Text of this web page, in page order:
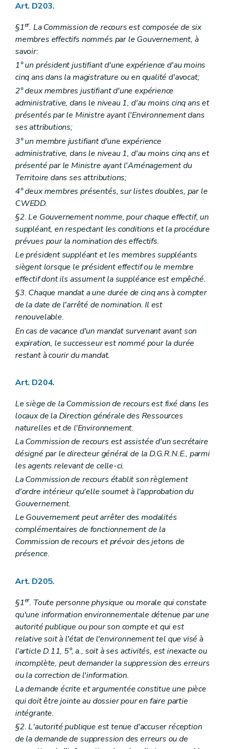
Art. D203.
§1er. La Commission de recours est composée de six
membres effectifs nommés par le Gouvernement, à
savoir:
1° un président justifiant d'une expérience d'au moins
cinq ans dans la magistrature ou en qualité d'avocat;
2° deux membres justifiant d'une expérience
administrative, dans le niveau 1, d'au moins cinq ans et
présentés par le Ministre ayant l'Environnement dans
ses attributions;
3° un membre justifiant d'une expérience
administrative, dans le niveau 1, d'au moins cinq ans et
présenté par le Ministre ayant l'Aménagement du
Territoire dans ses attributions;
4° deux membres présentés, sur listes doubles, par le
CWEDD.
§2. Le Gouvernement nomme, pour chaque effectif, un
suppléant, en respectant les conditions et la procédure
prévues pour la nomination des effectifs.
Le président suppléant et les membres suppléants
siègent lorsque le président effectif ou le membre
effectif dont ils assument la suppléance est empêché.
§3. Chaque mandat a une durée de cinq ans à compter
de la date de l'arrêté de nomination. Il est
renouvelable.
En cas de vacance d'un mandat survenant avant son
expiration, le successeur est nommé pour la durée
restant à courir du mandat.
Art. D204.
Le siège de la Commission de recours est fixé dans les
locaux de la Direction générale des Ressources
naturelles et de l'Environnement.
La Commission de recours est assistée d'un secrétaire
désigné par le directeur général de la D.G.R.N.E., parmi
les agents relevant de celle-ci.
La Commission de recours établit son règlement
d'ordre intérieur qu'elle soumet à l'approbation du
Gouvernement.
Le Gouvernement peut arrêter des modalités
complémentaires de fonctionnement de la
Commission de recours et prévoir des jetons de
présence.
Art. D205.
§1er. Toute personne physique ou morale qui constate
qu'une information environnementale détenue par une
autorité publique ou pour son compte et qui est
relative soit à l'état de l'environnement tel que visé à
l'article D.11, 5°, a., soit à ses activités, est inexacte ou
incomplète, peut demander la suppression des erreurs
ou la correction de l'information.
La demande écrite et argumentée constitue une pièce
qui doit être jointe au dossier pour en faire partie
intégrante.
§2. L'autorité publique est tenue d'accuser réception
de la demande de suppression des erreurs ou de